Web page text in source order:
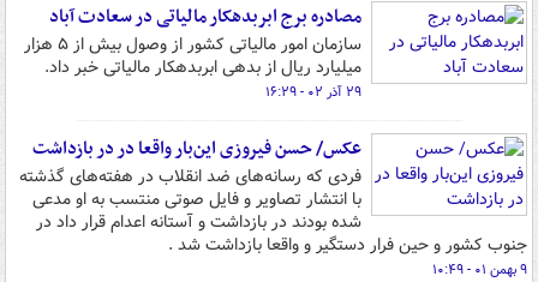
مصادره برج ابربدهکار مالیاتی در سعادت آباد
سازمان امور مالیاتی کشور از وصول بیش از ۵ هزار
میلیارد ریال از بدهی ابربدهکار مالیاتی خبر داد.
۲۹ آذر ۰۲ - ۱۶:۲۹
عکس/ حسن فیروزی این‌بار واقعا در در بازداشت
فردی که رسانه‌های ضد انقلاب در هفته‌های گذشته
با انتشار تصاویر و فایل‌ صوتی منتسب به او مدعی
شده بودند در بازداشت و آستانه اعدام قرار داد در
جنوب کشور و حین فرار دستگیر و واقعا بازداشت شد .
۹ بهمن ۰۱ - ۱۰:۴۹